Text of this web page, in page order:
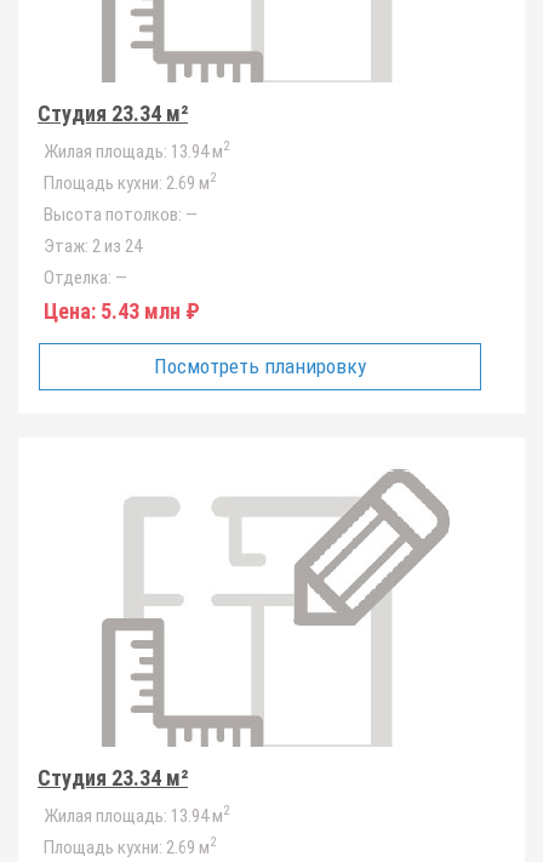
Студия 23.34 м²
Жилая площадь: 13.94 м2
Площадь кухни: 2.69 м2
Высота потолков: —
Этаж: 2 из 24
Отделка: —
Цена: 5.43 млн ₽
Посмотреть планировку
Студия 23.34 м²
Жилая площадь: 13.94 м2
Площадь кухни: 2.69 м2